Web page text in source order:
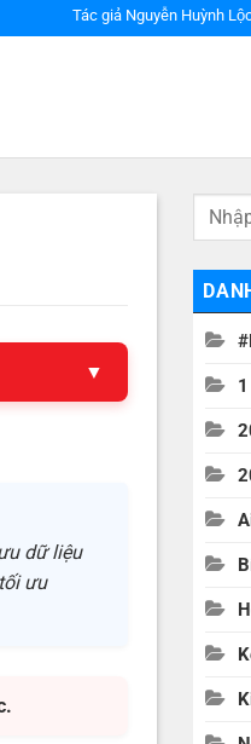
Tác giả Nguyễn Huỳnh
▼
dữ liệu
ưu